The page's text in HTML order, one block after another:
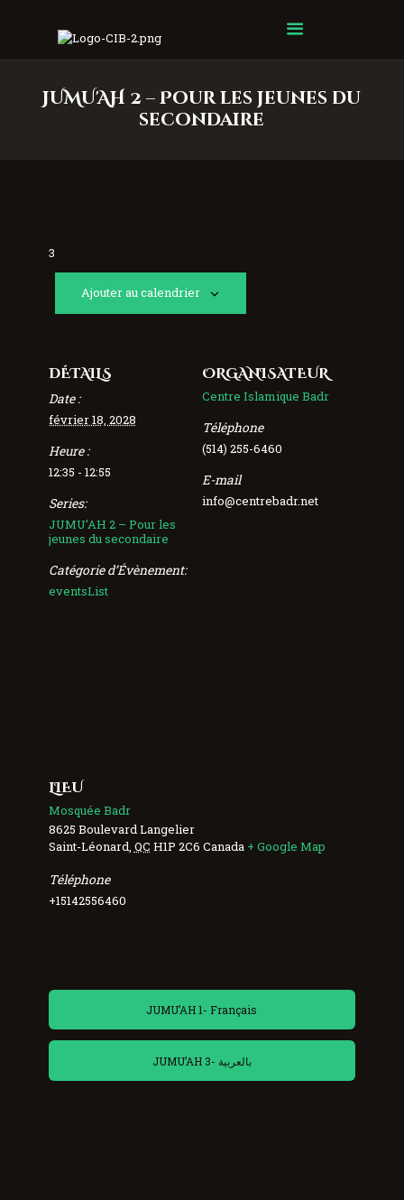
JUMU'AH 2 – Pour les jeunes du
secondaire
Centre Islamique Badr
3
Ajouter au calendrier
DÉTAILS
Date :
février 18, 2028
Heure :
12:35 - 12:55
Series:
JUMU’AH 2 – Pour les
jeunes du secondaire
Catégorie d’Évènement:
eventsList
ORGANISATEUR
Centre Islamique Badr
Téléphone
(514) 255-6460
E-mail
info@centrebadr.net
LIEU
Mosquée Badr
8625 Boulevard Langelier
Saint-Léonard QC H1P 2C6 Canada + Google Map
Téléphone
+15142556460
JUMU’AH 1- Français
JUMU’AH 3- بالعربية